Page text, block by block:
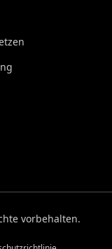
vorbehalten.